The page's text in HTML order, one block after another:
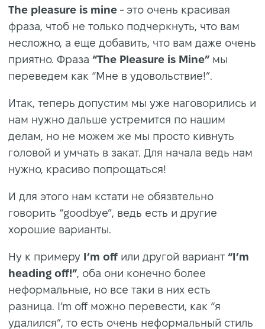
The pleasure is mine - это очень красивая
фраза, чтоб не только подчеркнуть, что вам
несложно, а еще добавить, что вам даже очень
приятно. Фраза “The Pleasure is Mine” мы
переведем как “Мне в удовольствие!”.
Итак, теперь допустим мы уже наговорились и
нам нужно дальше устремится по нашим
делам, но не можем же мы просто кивнуть
головой и умчать в закат. Для начала ведь нам
нужно, красиво попрощаться!
И для этого нам кстати не обязвтельно
говорить “goodbye”, ведь есть и другие
хорошие варианты.
Ну к примеру I’m off или другой вариант “I’m
heading off!”, оба они конечно более
неформальные, но все таки в них есть
разница. I’m off можно перевести, как “я
удалился”, то есть очень неформальный стиль